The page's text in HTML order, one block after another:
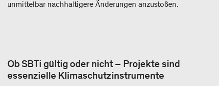
unmittelbar nachhaltigere Änderungen anzustoßen.
Ob SBTi gültig oder nicht – Projekte sind
essenzielle Klimaschutzinstrumente